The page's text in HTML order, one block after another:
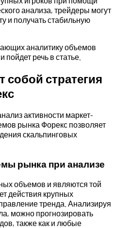
анализа, трейдеры могут
и получать стабильную
аналитику объемов
речь в статье.
собой стратегия
активности маркет-
рынка Форекс позволяет
скальпинговых
рынка при анализе
объемов и являются той
действия крупных
тренда. Анализируя
можно прогнозировать
также как и любые